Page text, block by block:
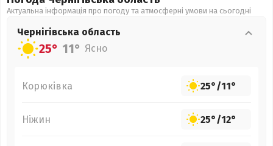
Актуальна інформація про погоду та атмосферні умови на сьогодні
Чернігівська область
25° 11° Ясно
Корюківка 25°/11°
Ніжин 25°/12°